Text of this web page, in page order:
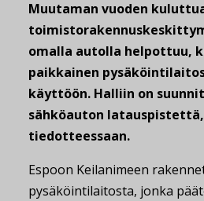
Muutaman vuoden
omalla autolla helpottuu,
paikkainen
käyttöön. Halliin on
sähköauton
tiedotteessaan.
Espoon Keilanimeen
pysäköintilaitosta, jonka